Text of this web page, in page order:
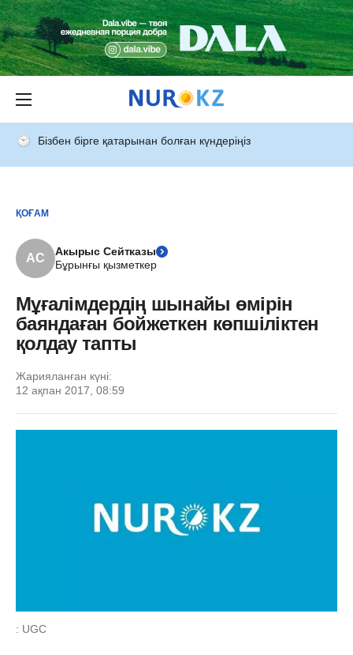
Бізбен бірге қатарынан болған күндеріңіз
ҚОҒАМ
АС
Акырыс Сейтказы
Бұрынғы қызметкер
Мұғалімдердің шынайы өмірін
баяндаған бойжеткен көпшіліктен
қолдау тапты
Жарияланған күні:
12 ақпан 2017, 08:59
: UGC